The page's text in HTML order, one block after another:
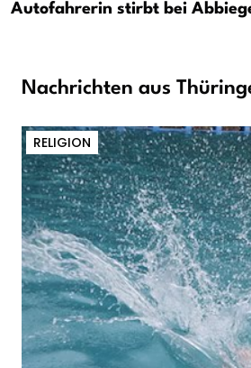
Autofahrerin stirbt bei
Nachrichten aus
RELIGION